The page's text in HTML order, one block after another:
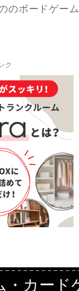
のボードゲー
ク
カード